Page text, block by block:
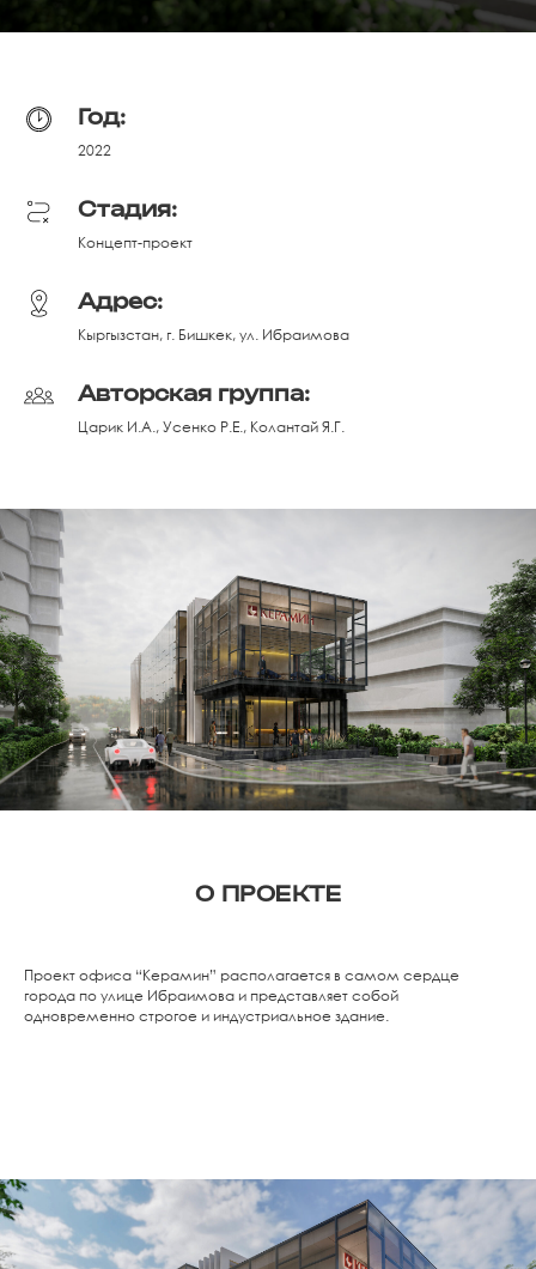
Год:
2022
Стадия:
Концепт-проект
Адрес:
Кыргызстан, г. Бишкек, ул. Ибраимова
Авторская группа:
Царик И.А., Усенко Р.Е., Колантай Я.Г.
О ПРОЕКТЕ
Проект офиса “Керамин” располагается в самом сердце
города по улице Ибраимова и представляет собой
одновременно строгое и индустриальное здание.